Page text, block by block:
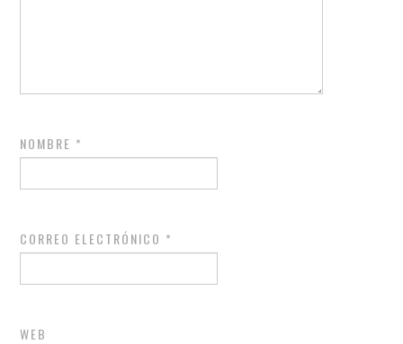
NOMBRE *
CORREO ELECTRÓNICO *
WEB